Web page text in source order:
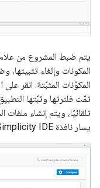
يتم ضبط المشروع من
المكونات وإلغاء تثبيتها،
المكوّنات المثبَّتة. انقر على
تمّت فلترتها وثبَّتها
تلقائيًا، ويتم إنشاء
يسار نافذة Simplicity IDE.